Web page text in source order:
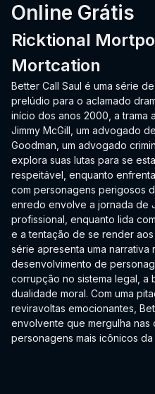
Online Grátis
Ricktional
Mortcation
Better Call Saul é uma série
prelúdio para o aclamado
início dos anos 2000, a trama
Jimmy McGill, um advogado
Goodman, um advogado
explora suas lutas para se
respeitável, enquanto
com personagens perigosos
enredo envolve a jornada de
profissional, enquanto lida
e a tentação de se render aos
série apresenta uma narrativa
desenvolvimento de
corrupção no sistema legal, a
dualidade moral. Com uma
reviravoltas emocionantes,
envolvente que mergulha nas
personagens mais icônicos